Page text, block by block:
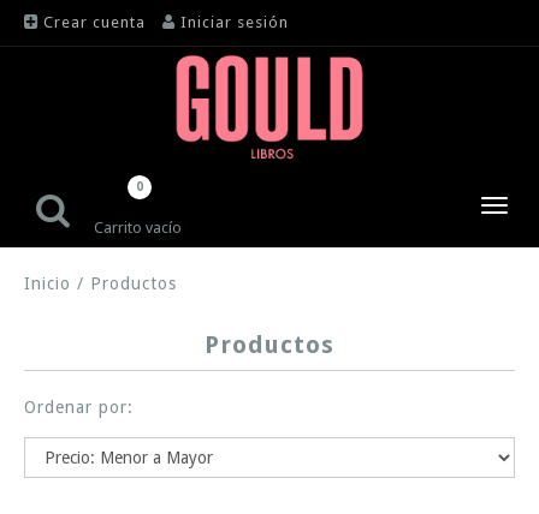
Crear cuenta Iniciar sesión
Carrito vacío
0
Inicio / Productos
Productos
Ordenar por: